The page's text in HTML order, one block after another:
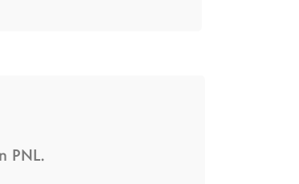
PNL.